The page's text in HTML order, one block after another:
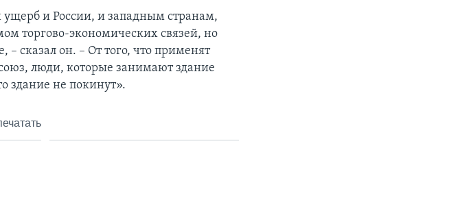
и России, и западным странам,
торгово-экономических связей, но
сказал он. – От того, что применят
люди, которые занимают здание
здание не покинут».